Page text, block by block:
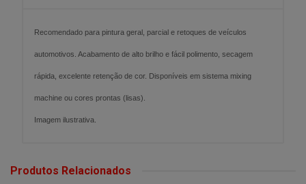
Recomendado para pintura geral, parcial e retoques de veículos
automotivos. Acabamento de alto brilho e fácil polimento, secagem
rápida, excelente retenção de cor. Disponíveis em sistema mixing
machine ou cores prontas (lisas).
Imagem ilustrativa.
Produtos Relacionados